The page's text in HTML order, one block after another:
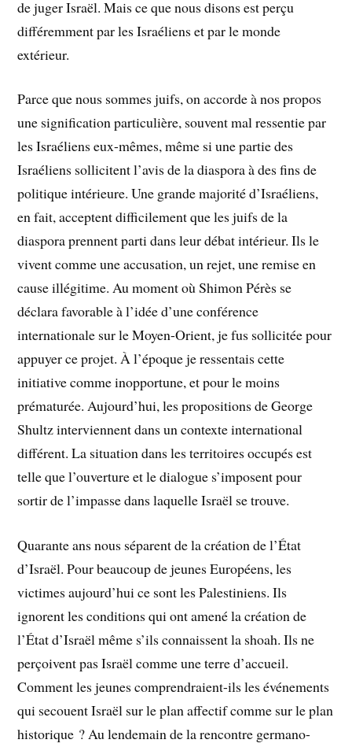
de juger Israël. Mais ce que nous disons est perçu
différemment par les Israéliens et par le monde
extérieur.
Parce que nous sommes juifs, on accorde à nos propos
une signification particulière, souvent mal ressentie par
les Israéliens eux-mêmes, même si une partie des
Israéliens sollicitent l’avis de la diaspora à des fins de
politique intérieure. Une grande majorité d’Israéliens,
en fait, acceptent difficilement que les juifs de la
diaspora prennent parti dans leur débat intérieur. Ils le
vivent comme une accusation, un rejet, une remise en
cause illégitime. Au moment où Shimon Pérès se
déclara favorable à l’idée d’une conférence
internationale sur le Moyen-Orient, je fus sollicitée pour
appuyer ce projet. À l’époque je ressentais cette
initiative comme inopportune, et pour le moins
prématurée. Aujourd’hui, les propositions de George
Shultz interviennent dans un contexte international
différent. La situation dans les territoires occupés est
telle que l’ouverture et le dialogue s’imposent pour
sortir de l’impasse dans laquelle Israël se trouve.
Quarante ans nous séparent de la création de l’État
d’Israël. Pour beaucoup de jeunes Européens, les
victimes aujourd’hui ce sont les Palestiniens. Ils
ignorent les conditions qui ont amené la création de
l’État d’Israël même s’ils connaissent la shoah. Ils ne
perçoivent pas Israël comme une terre d’accueil.
Comment les jeunes comprendraient-ils les événements
qui secouent Israël sur le plan affectif comme sur le plan
historique ? Au lendemain de la rencontre germano-